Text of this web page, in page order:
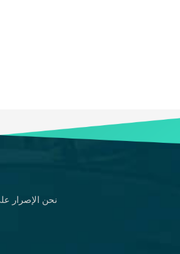
نحن الإصرار